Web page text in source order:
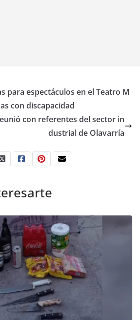
para espectáculos en el Teatro M
con discapacidad
con referentes del sector in
dustrial de Olavarría